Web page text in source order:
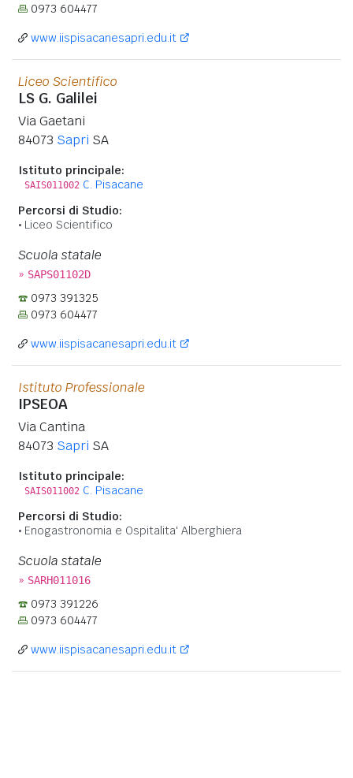
0973 604477
www.iispisacanesapri.edu.it
Liceo Scientifico
LS G. Galilei
Via Gaetani
84073 Sapri SA
Istituto principale:
SAIS011002 C. Pisacane
Percorsi di Studio:
Liceo Scientifico
Scuola statale
» SAPS01102D
0973 391325
0973 604477
www.iispisacanesapri.edu.it
Istituto Professionale
IPSEOA
Via Cantina
84073 Sapri SA
Istituto principale:
SAIS011002 C. Pisacane
Percorsi di Studio:
Enogastronomia e Ospitalita' Alberghiera
Scuola statale
» SARH011016
0973 391226
0973 604477
www.iispisacanesapri.edu.it